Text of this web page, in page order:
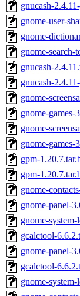
gnucash-
gnome-user-
gnome-
gnome-search-
gnucash-
gnucash-
gnome-
gnome-games-
gnome-
gnome-games-
gpm-
gpm-
gnome-
gnome-panel-
gnome-
gcalctool-
gnome-panel-
gcalctool-
gnome-